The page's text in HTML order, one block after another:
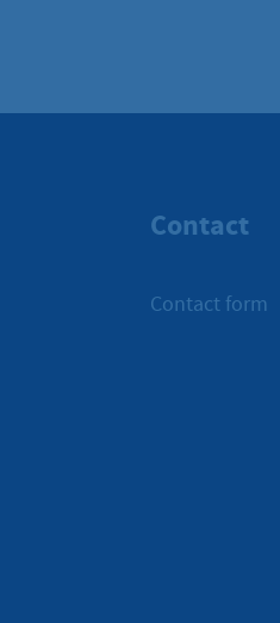
Contact
Contact form